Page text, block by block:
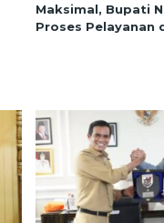
Maksimal, Bupati
Proses Pelayanan